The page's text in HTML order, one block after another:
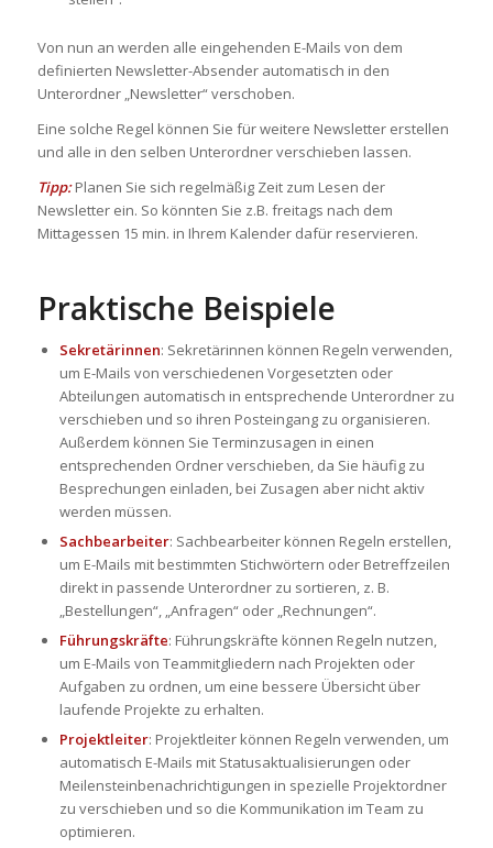
Von nun an werden alle eingehenden E-Mails von dem
definierten Newsletter-Absender automatisch in den
Unterordner „Newsletter“ verschoben.
Eine solche Regel können Sie für weitere Newsletter erstellen
und alle in den selben Unterordner verschieben lassen.
Tipp:Planen Sie sich regelmäßig Zeit zum Lesen der
Newsletter ein. So könnten Sie z.B. freitags nach dem
Mittagessen 15 min. in Ihrem Kalender dafür reservieren.
Praktische Beispiele
Sekretärinnen: Sekretärinnen können Regeln verwenden,
um E-Mails von verschiedenen Vorgesetzten oder
Abteilungen automatisch in entsprechende Unterordner zu
verschieben und so ihren Posteingang zu organisieren.
Außerdem können Sie Terminzusagen in einen
entsprechenden Ordner verschieben, da Sie häufig zu
Besprechungen einladen, bei Zusagen aber nicht aktiv
werden müssen.
Sachbearbeiter: Sachbearbeiter können Regeln erstellen,
um E-Mails mit bestimmten Stichwörtern oder Betreffzeilen
direkt in passende Unterordner zu sortieren, z. B.
„Bestellungen“, „Anfragen“ oder „Rechnungen“.
Führungskräfte: Führungskräfte können Regeln nutzen,
um E-Mails von Teammitgliedern nach Projekten oder
Aufgaben zu ordnen, um eine bessere Übersicht über
laufende Projekte zu erhalten.
Projektleiter: Projektleiter können Regeln verwenden, um
automatisch E-Mails mit Statusaktualisierungen oder
Meilensteinbenachrichtigungen in spezielle Projektordner
zu verschieben und so die Kommunikation im Team zu
optimieren.